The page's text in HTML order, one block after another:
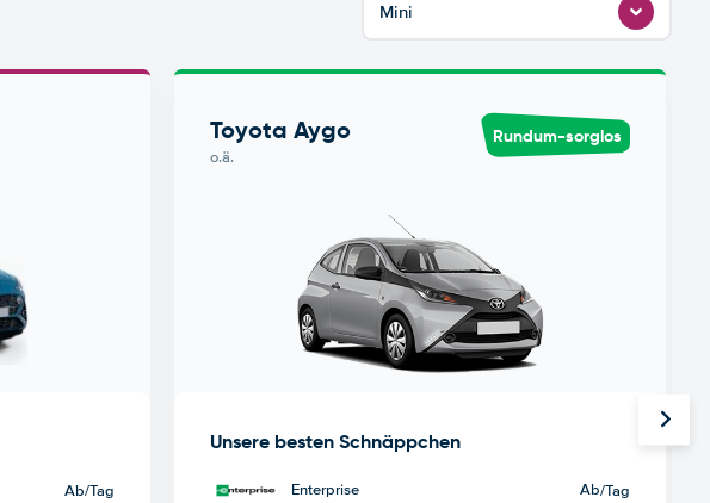
Mini
Ab/Tag
Toyota Aygo
o.ä.
Rundum-sorglos
Unsere besten Schnäppchen
Enterprise Ab/Tag